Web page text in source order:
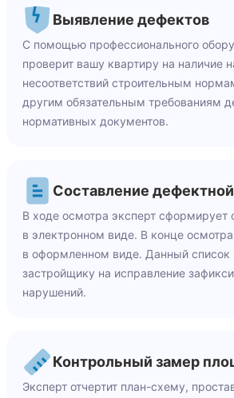
Выявление дефектов
С помощью профессионального
проверит вашу квартиру на наличие
несоответствий строительным
другим обязательным требованиям
нормативных документов.
Составление
В ходе осмотра эксперт сформирует
в электронном виде. В конце
в оформленном виде. Данный список
застройщику на исправление
нарушений.
Контрольный замер
Эксперт отчертит план-схему,